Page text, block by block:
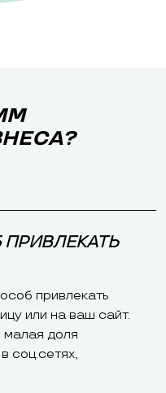
привлекать
или на ваш сайт.
малая доля
соц.сетях,